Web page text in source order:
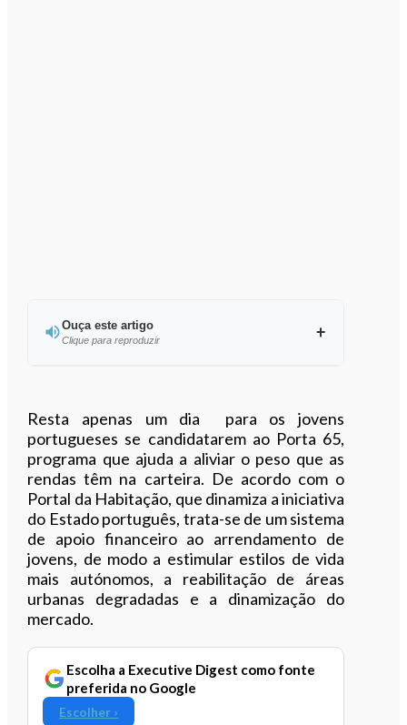
Ouça este artigo
Clique para reproduzir
Resta apenas um dia para os jovens
portugueses se candidatarem ao Porta 65,
programa que ajuda a aliviar o peso que as
rendas têm na carteira. De acordo com o
Portal da Habitação, que dinamiza a iniciativa
do Estado português, trata-se de um sistema
de apoio financeiro ao arrendamento de
jovens, de modo a estimular estilos de vida
mais autónomos, a reabilitação de áreas
urbanas degradadas e a dinamização do
mercado.
Escolha a Executive Digest como fonte
preferida no Google
Escolher ›